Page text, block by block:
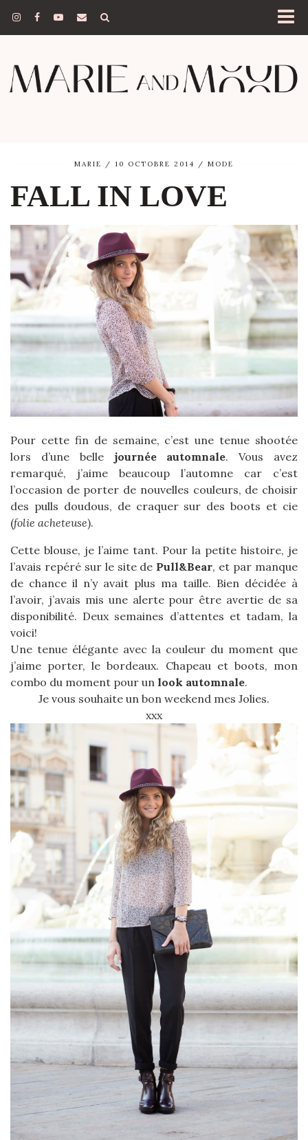
MARIE 10 OCTOBRE 2014 MODE
FALL IN LOVE
Pour cette fin de semaine, c’est une tenue shootée
lors d’une belle journée automnale. Vous avez
remarqué, j’aime beaucoup l’automne car c’est
l’occasion de porter de nouvelles couleurs, de choisir
des pulls doudous, de craquer sur des boots et cie
(folie acheteuse).
Cette blouse, je l’aime tant. Pour la petite histoire, je
l’avais repéré sur le site de Pull&Bear, et par manque
de chance il n’y avait plus ma taille. Bien décidée à
l’avoir, j’avais mis une alerte pour être avertie de sa
disponibilité. Deux semaines d’attentes et tadam, la
voici!
Une tenue élégante avec la couleur du moment que
j’aime porter, le bordeaux. Chapeau et boots, mon
combo du moment pour un look automnale.
Je vous souhaite un bon weekend mes Jolies.
xxx